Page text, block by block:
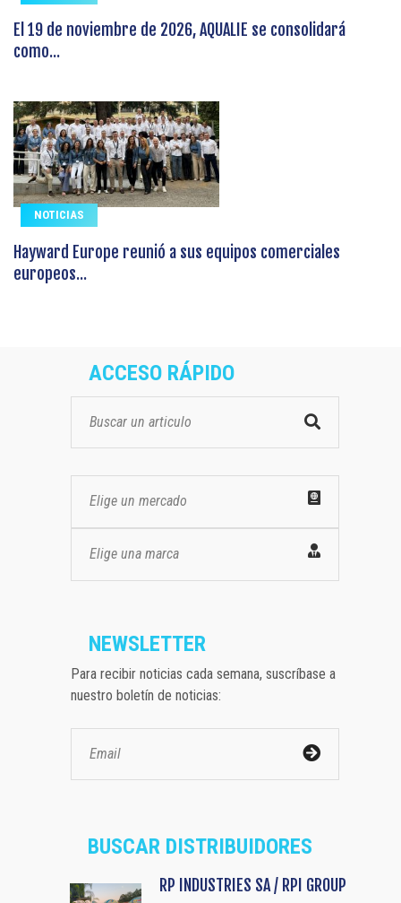
El 19 de noviembre de 2026, AQUALIE se consolidará
como...
NOTICIAS
Hayward Europe reunió a sus equipos comerciales
europeos...
ACCESO RÁPIDO
Elige un mercado
Elige una marca
NEWSLETTER
Para recibir noticias cada semana, suscríbase a
nuestro boletín de noticias:
BUSCAR DISTRIBUIDORES
RP INDUSTRIES SA / RPI GROUP